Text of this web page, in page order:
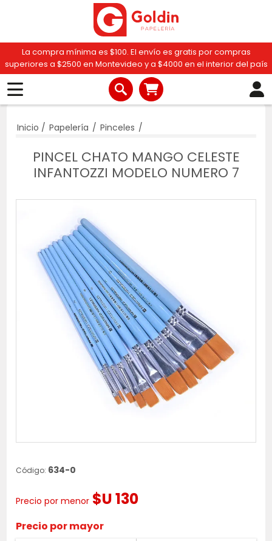
La compra mínima es $100. El envío es gratis por compras
superiores a $2500 en Montevideo y a $4000 en el interior del país
Inicio / Papelería / Pinceles /
PINCEL CHATO MANGO CELESTE
INFANTOZZI MODELO NUMERO 7
Código: 634-0
Precio por menor $U 130
Precio por mayor